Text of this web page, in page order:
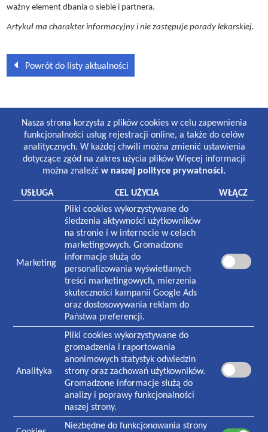
ważny element dbania o siebie i partnera.
Artykuł ma charakter informacyjny i nie zastępuje porady lekarskiej.
Powrót do listy aktualności
Lekarze i gabinety stomatologiczne:
8:30-19:00 poniedziałek-piątek
8:30-13:00 sobota
Laboratorium:
7:00-16:00 poniedziałek-piątek
8:30-12:30 sobota
Pracownia rentgenowska:
8:00-18:30 poniedziałek-piątek
8:30-13:00 sobota
NASZA PLACÓWKA
Plac Zwycięstwa 1
70-233 Szczecin
Czynna w godzinach:
7:30-19:00 poniedziałek-piątek
8:30-13:00 sobota
KONTAKT
Informacja i rejestracja ogólna
91 434 73 06
Rejestracja stomatologiczna
Nasza strona korzysta z plików cookies w celu zapewnienia
funkcjonalności usług rejestracji online, a także do celów
analitycznych. W każdej chwili można zmienić ustawienia
dotyczące zgód na zakres użycia plików Więcej informacji
można znaleźć w naszej polityce prywatności.
USŁUGA CEL UŻYCIA WŁĄCZ
Marketing
Pliki cookies wykorzystywane do
śledzenia aktywności użytkowników
na stronie i w internecie w celach
marketingowych. Gromadzone
informacje służą do
personalizowania wyświetlanych
treści marketingowych, mierzenia
skuteczności kampanii Google Ads
oraz dostosowywania reklam do
Państwa preferencji.
Analityka
Pliki cookies wykorzystywane do
gromadzenia i raportowania
anonimowych statystyk odwiedzin
strony oraz zachowań użytkowników.
Gromadzone informacje służą do
analizy i poprawy funkcjonalności
naszej strony.
Niezbędne do funkcjonowania strony